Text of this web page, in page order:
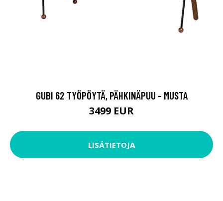
GUBI 62 TYÖPÖYTÄ, PÄHKINÄPUU - MUSTA
3499 EUR
LISÄTIETOJA